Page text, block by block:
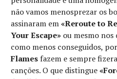
não vamos menosprezar os
assinaram em«Reroute to
Your Escape» ou mesmo
como menos conseguidos,
Flames fazem e sempre
canções. O que distingue